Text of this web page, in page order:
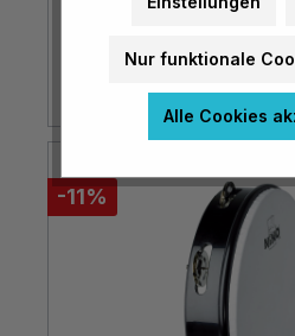
€
-11%
Nur funktionale
Alle Cookies